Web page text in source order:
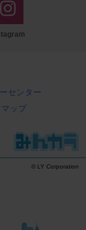
センター
ップ
© LY Corporation